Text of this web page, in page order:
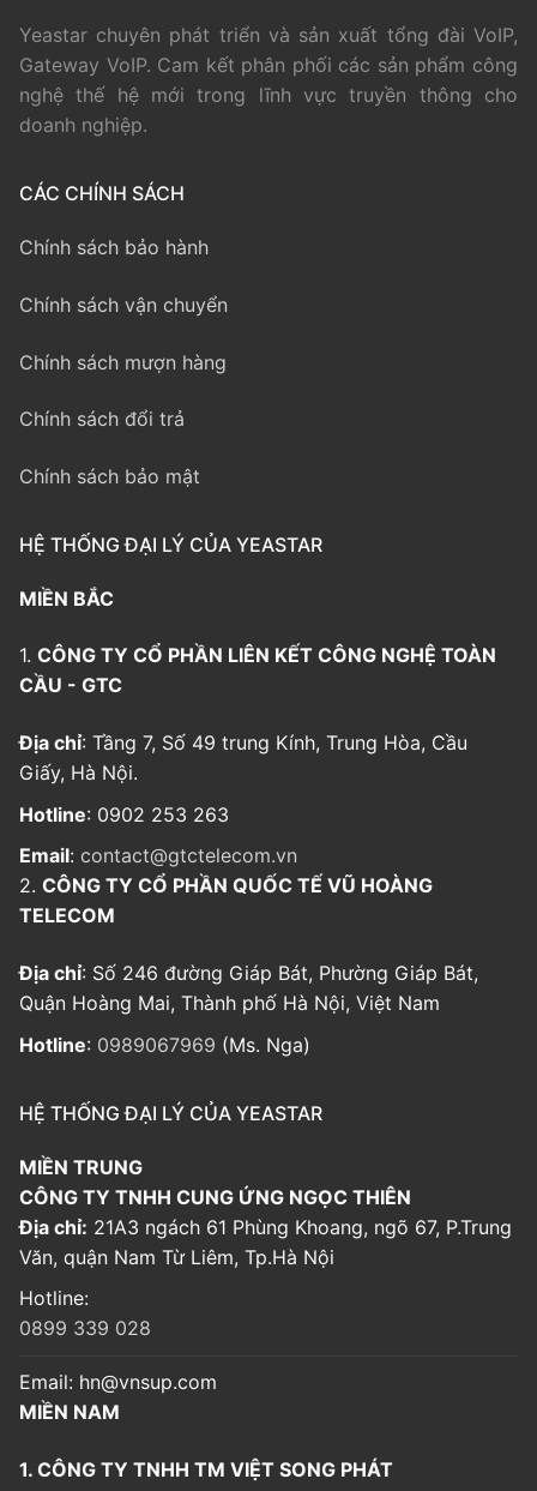
Yeastar chuyên phát triển và sản xuất tổng đài VoIP,
Gateway VoIP. Cam kết phân phối các sản phẩm công
nghệ thế hệ mới trong lĩnh vực truyền thông cho
doanh nghiệp.
CÁC CHÍNH SÁCH
Chính sách bảo hành
Chính sách vận chuyển
Chính sách mượn hàng
Chính sách đổi trả
Chính sách bảo mật
HỆ THỐNG ĐẠI LÝ CỦA YEASTAR
MIỀN BẮC
1. CÔNG TY CỔ PHẦN LIÊN KẾT CÔNG NGHỆ TOÀN
CẦU - GTC
Địa chỉ: Tầng 7, Số 49 trung Kính, Trung Hòa, Cầu
Giấy, Hà Nội.
Hotline: 0902 253 263
Email: contact@gtctelecom.vn
2. CÔNG TY CỔ PHẦN QUỐC TẾ VŨ HOÀNG
TELECOM
Địa chỉ: Số 246 đường Giáp Bát, Phường Giáp Bát,
Quận Hoàng Mai, Thành phố Hà Nội, Việt Nam
Hotline: 0989067969 (Ms. Nga)
HỆ THỐNG ĐẠI LÝ CỦA YEASTAR
MIỀN TRUNG
CÔNG TY TNHH CUNG ỨNG NGỌC THIÊN
Địa chỉ: 21A3 ngách 61 Phùng Khoang, ngõ 67, P.Trung
Văn, quận Nam Từ Liêm, Tp.Hà Nội
Hotline:
0899 339 028
Email: hn@vnsup.com
MIỀN NAM
1. CÔNG TY TNHH TM VIỆT SONG PHÁT